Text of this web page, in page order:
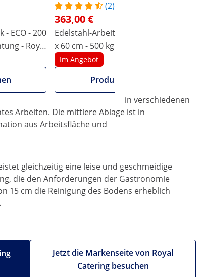
ECO - 200
- Royal
(2)
363,00 €
Edelstahl-Arbeitsschrank - ECO - 200
x 60 cm - 500 kg - Royal Catering
Im Angebot
Produkt ansehen
anspruchsvolle Anwendungen in verschiedenen
Arbeiten. Die mittlere Ablage ist in
aus Arbeitsfläche und
gleichzeitig eine leise und geschmeidige
die den Anforderungen der Gastronomie
15 cm die Reinigung des Bodens erheblich
Jetzt die Markenseite von Royal
Catering besuchen